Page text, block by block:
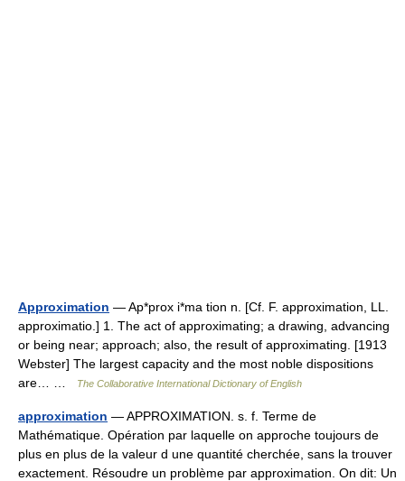
Approximation — Ap*prox i*ma tion n. [Cf. F. approximation, LL.
approximatio.] 1. The act of approximating; a drawing, advancing
or being near; approach; also, the result of approximating. [1913
Webster] The largest capacity and the most noble dispositions
are… …
The Collaborative International Dictionary of English
approximation — APPROXIMATION. s. f. Terme de
Mathématique. Opération par laquelle on approche toujours de
plus en plus de la valeur d une quantité cherchée, sans la trouver
exactement. Résoudre un problème par approximation. On dit: Un